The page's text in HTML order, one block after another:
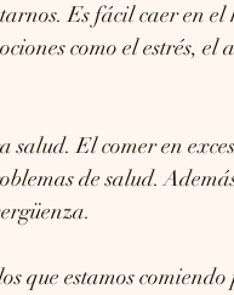
Es fácil caer en el
como el estrés,
salud. El comer en
de salud.
que estamos